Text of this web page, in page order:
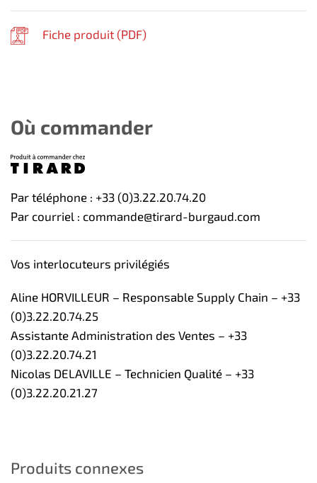
Fiche produit (PDF)
Où commander
Par téléphone : +33 (0)3.22.20.74.20
Par courriel : commande@tirard-burgaud.com
Vos interlocuteurs privilégiés
Aline HORVILLEUR – Responsable Supply Chain – +33
(0)3.22.20.74.25
Assistante Administration des Ventes – +33
(0)3.22.20.74.21
Nicolas DELAVILLE – Technicien Qualité – +33
(0)3.22.20.21.27
Produits connexes